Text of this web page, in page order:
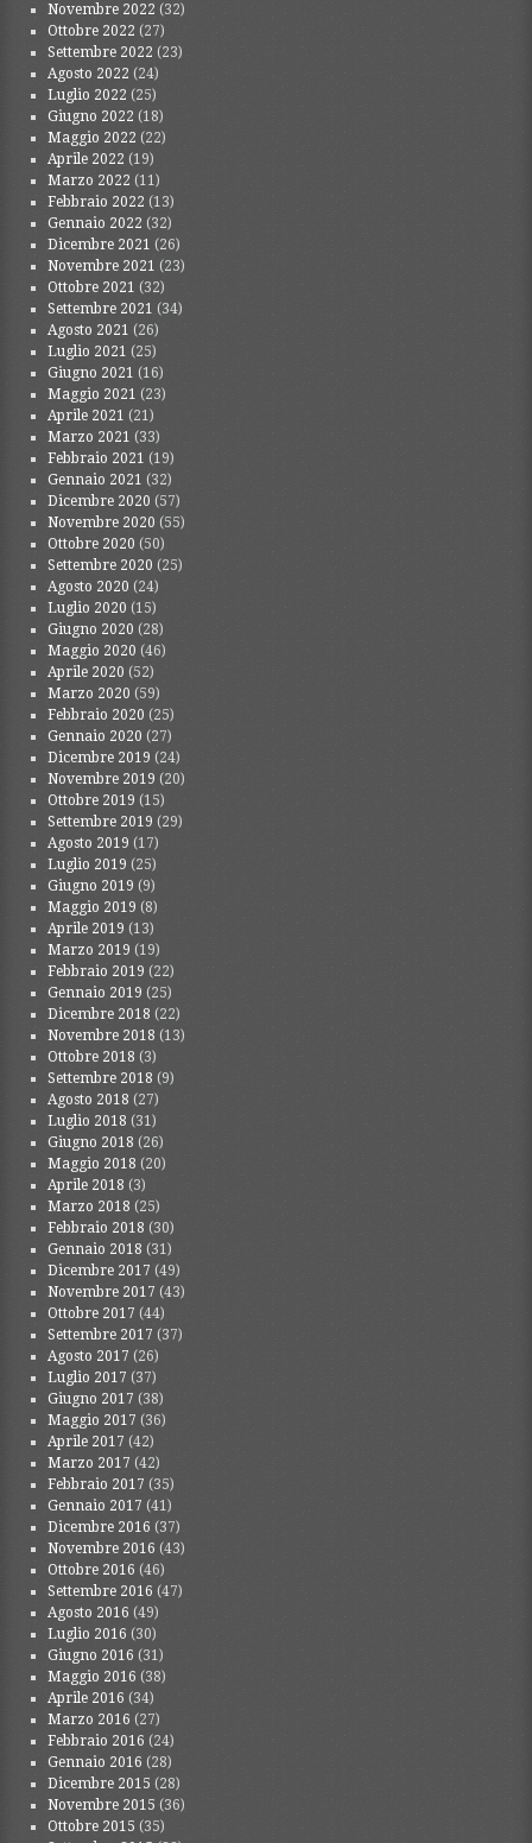
Novembre 2022 (32)
Ottobre 2022 (27)
Settembre 2022 (23)
Agosto 2022 (24)
Luglio 2022 (25)
Giugno 2022 (18)
Maggio 2022 (22)
Aprile 2022 (19)
Marzo 2022 (11)
Febbraio 2022 (13)
Gennaio 2022 (32)
Dicembre 2021 (26)
Novembre 2021 (23)
Ottobre 2021 (32)
Settembre 2021 (34)
Agosto 2021 (26)
Luglio 2021 (25)
Giugno 2021 (16)
Maggio 2021 (23)
Aprile 2021 (21)
Marzo 2021 (33)
Febbraio 2021 (19)
Gennaio 2021 (32)
Dicembre 2020 (57)
Novembre 2020 (55)
Ottobre 2020 (50)
Settembre 2020 (25)
Agosto 2020 (24)
Luglio 2020 (15)
Giugno 2020 (28)
Maggio 2020 (46)
Aprile 2020 (52)
Marzo 2020 (59)
Febbraio 2020 (25)
Gennaio 2020 (27)
Dicembre 2019 (24)
Novembre 2019 (20)
Ottobre 2019 (15)
Settembre 2019 (29)
Agosto 2019 (17)
Luglio 2019 (25)
Giugno 2019 (9)
Maggio 2019 (8)
Aprile 2019 (13)
Marzo 2019 (19)
Febbraio 2019 (22)
Gennaio 2019 (25)
Dicembre 2018 (22)
Novembre 2018 (13)
Ottobre 2018 (3)
Settembre 2018 (9)
Agosto 2018 (27)
Luglio 2018 (31)
Giugno 2018 (26)
Maggio 2018 (20)
Aprile 2018 (3)
Marzo 2018 (25)
Febbraio 2018 (30)
Gennaio 2018 (31)
Dicembre 2017 (49)
Novembre 2017 (43)
Ottobre 2017 (44)
Settembre 2017 (37)
Agosto 2017 (26)
Luglio 2017 (37)
Giugno 2017 (38)
Maggio 2017 (36)
Aprile 2017 (42)
Marzo 2017 (42)
Febbraio 2017 (35)
Gennaio 2017 (41)
Dicembre 2016 (37)
Novembre 2016 (43)
Ottobre 2016 (46)
Settembre 2016 (47)
Agosto 2016 (49)
Luglio 2016 (30)
Giugno 2016 (31)
Maggio 2016 (38)
Aprile 2016 (34)
Marzo 2016 (27)
Febbraio 2016 (24)
Gennaio 2016 (28)
Dicembre 2015 (28)
Novembre 2015 (36)
Ottobre 2015 (35)